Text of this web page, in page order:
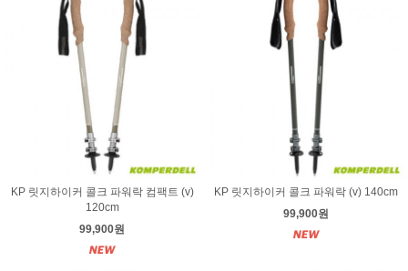
KP 릿지하이커 콜크 파워락 컴팩트 (v)
120cm
99,900원
KP 릿지하이커 콜크 파워락 (v) 140cm
99,900원